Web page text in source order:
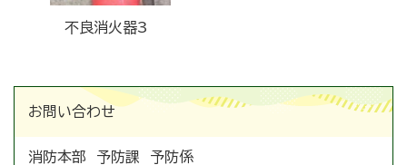
不良消火器3
お問い合わせ
消防本部 予防課 予防係